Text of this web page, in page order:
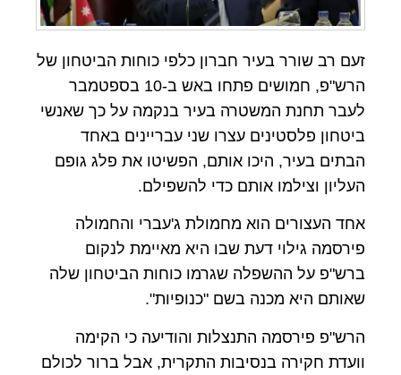
זעם רב שורר בעיר חברון כלפי כוחות הביטחון של
הרש"פ, חמושים פתחו באש ב-10 בספטמבר
לעבר תחנת המשטרה בעיר בנקמה על כך שאנשי
ביטחון פלסטינים עצרו שני עבריינים באחד
הבתים בעיר, היכו אותם, הפשיטו את פלג גופם
העליון וצילמו אותם כדי להשפילם.
אחד העצורים הוא מחמולת ג'עברי והחמולה
פירסמה גילוי דעת שבו היא מאיימת לנקום
ברש"פ על ההשפלה שגרמו כוחות הביטחון שלה
שאותם היא מכנה בשם "כנופיות".
הרש"פ פירסמה התנצלות והודיעה כי הקימה
וועדת חקירה בנסיבות התקרית, אבל ברור לכולם